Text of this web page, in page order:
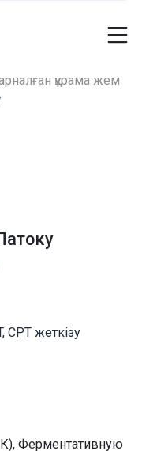
арналған құрама жем
CPT жеткізу
Ферментативную